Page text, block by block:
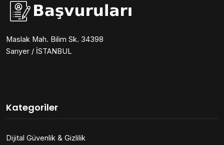
Maslak Mah. Bilim Sk. 34398
Sarıyer / İSTANBUL
Kategoriler
Dijital Güvenlik & Gizlilik